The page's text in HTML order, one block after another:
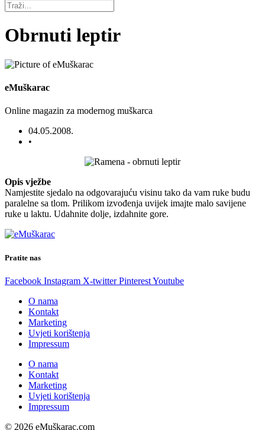
Obrnuti leptir
eMuškarac
Online magazin za modernog muškarca
04.05.2008.
•
Opis vježbe
Namjestite sjedalo na odgovarajuću visinu tako da vam ruke budu
paralelne sa tlom. Prilikom izvođenja uvijek imajte malo savijene
ruke u laktu. Udahnite dolje, izdahnite gore.
Pratite nas
Facebook Instagram X-twitter PinterestYoutube
O nama
Kontakt
Marketing
Uvjeti korištenja
Impressum
O nama
Kontakt
Marketing
Uvjeti korištenja
Impressum
© 2026 eMuškarac.com